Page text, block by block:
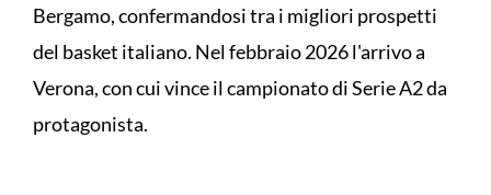
Bergamo, confermandosi tra i migliori prospetti
del basket italiano. Nel febbraio 2026 l'arrivo a
Verona, con cui vince il campionato di Serie A2 da
protagonista.